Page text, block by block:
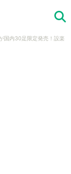
検索
国内30足限定発売！設楽